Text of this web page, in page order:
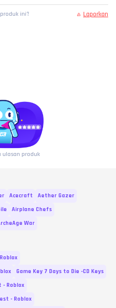
ini? Laporkan
ulasan produk
Acecraft
Aether Gazer
Airplane Chefs
War
Game Key 7 Days to Die -CD Keys
- Roblox
- Roblox